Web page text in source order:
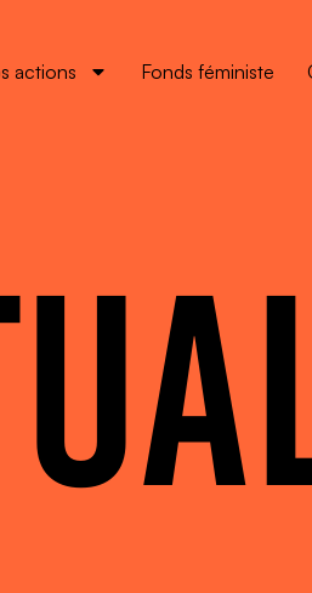
actions Fonds féministe